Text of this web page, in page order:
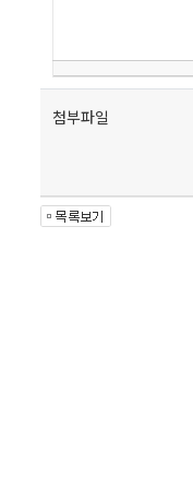
첨부파일